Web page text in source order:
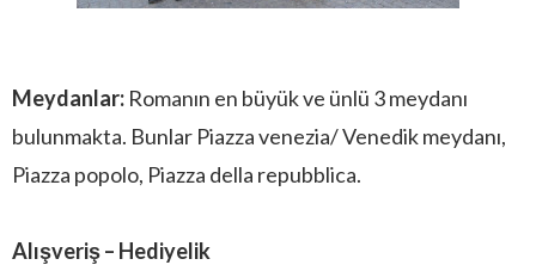
Meydanlar: Romanın en büyük ve ünlü 3 meydanı
bulunmakta. Bunlar Piazza venezia/ Venedik meydanı,
Piazza popolo, Piazza della repubblica.
Alışveriş – Hediyelik